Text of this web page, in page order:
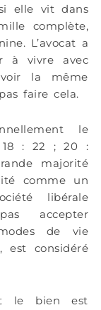
elle vit dans
complète,
L’avocat a
à vivre avec
la même
faire cela.
le
18 : 22 ; 20 :
majorité
comme un
libérale
accepter
de vie
est considéré
le bien est